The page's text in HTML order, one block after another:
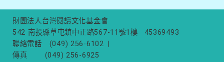
財團法人台灣閱讀文化基金會
542 南投縣草屯鎮中正路567-11號1樓
45369493
聯絡電話
(049) 256-6102
傳真
(049) 256-6925